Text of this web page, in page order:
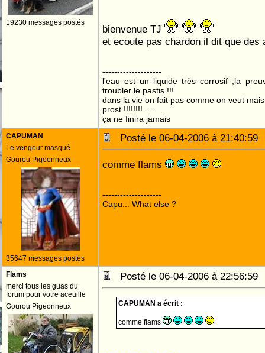
19230 messages postés
bienvenue TJ
et ecoute pas chardon il dit que des
--------------------
l'eau est un liquide très corrosif ,la
troubler le pastis !!!
dans la vie on fait pas comme on veut
prost !!!!!!!! .....
ça ne finira jamais
CAPUMAN
Le vengeur masqué
Gourou Pigeonneux
35647 messages postés
Posté le 06-04-2006 à
comme flams
--------------------
Capu... What else ?
Flams
merci tous les guas du
forum pour votre aceuille
Gourou Pigeonneux
Posté le 06-04-2006 à
CAPUMAN a écrit :
comme flams